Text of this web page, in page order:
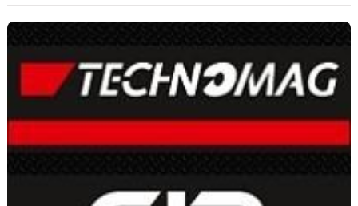
Scooters
125
Marques
Services